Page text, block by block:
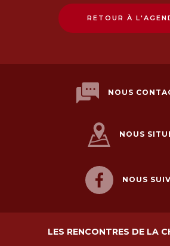
RETOUR À
NOUS
NOUS
NOUS
LES RENCONTRES DE LA